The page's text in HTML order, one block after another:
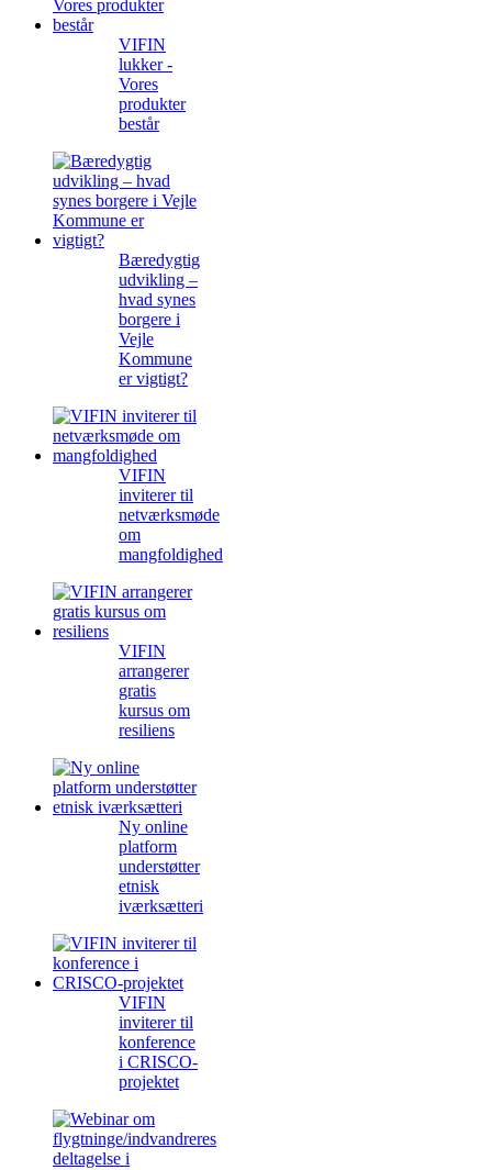
VIFIN
lukker -
Vores
produkter
består
Bæredygtig
udvikling –
hvad synes
borgere i
Vejle
Kommune
er vigtigt?
VIFIN
inviterer til
netværksmøde
om
mangfoldighed
VIFIN
arrangerer
gratis
kursus om
resiliens
Ny online
platform
understøtter
etnisk
iværksætteri
VIFIN
inviterer til
konference
i CRISCO-
projektet